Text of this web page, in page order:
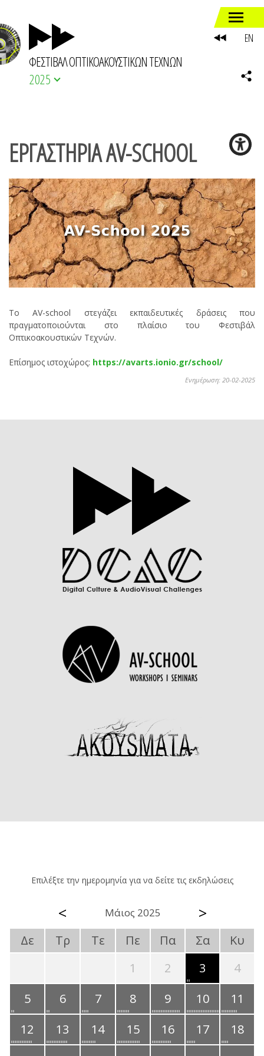
ΦΕΣΤΙΒΑΛ ΟΠΤΙΚΟΑΚΟΥΣΤΙΚΩΝ ΤΕΧΝΩΝ
2025
ΕΡΓΑΣΤΗΡΙΑ AV-SCHOOL
Το AV-school στεγάζει εκπαιδευτικές δράσεις που
πραγματοποιούνται στο πλαίσιο του Φεστιβάλ
Οπτικοακουστικών Τεχνών.
Επίσημος ιστοχώρος: https://avarts.ionio.gr/school/
Ενημέρωση: 20-02-2025
Επιλέξτε την ημερομηνία για να δείτε τις εκδηλώσεις
< Μάιος 2025 >
Δε Τρ Τε Πε Πα Σα
Κυ
1
2 3
4
5
6 7 8 9 10
11
12
13 14 15 16 17
18
EN